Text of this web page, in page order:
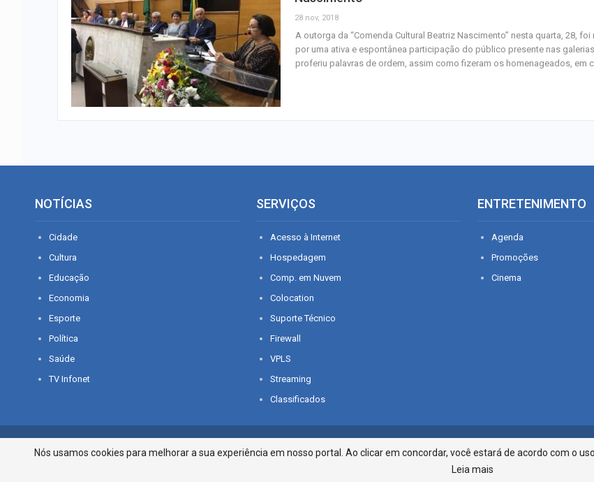
28 nov, 2018
A outorga da “Comenda Cultural Beatriz Nascimento” nesta quarta, 28, foi
por uma ativa e espontânea participação do público presente nas
proferiu palavras de ordem, assim como fizeram os homenageados, em
NOTÍCIAS
Cidade
Cultura
Educação
Economia
Esporte
Política
Saúde
TV Infonet
SERVIÇOS
Acesso à Internet
Hospedagem
Comp. em Nuvem
Colocation
Suporte Técnico
Firewall
VPLS
Streaming
Classificados
ENTRETENIMENTO
Agenda
Promoções
Cinema
© 2026 - O que é notícia em Sergipe. Todos os direitos reservados.
Infonet - Rua Monsenhor
Nós usamos cookies para melhorar a sua experiência em nosso portal. Ao clicar em concordar, você estará de acordo com o
Leia mais